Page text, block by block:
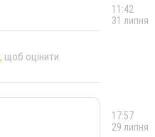
, щоб оцінити
11:42
31 липня
17:57
29 липня